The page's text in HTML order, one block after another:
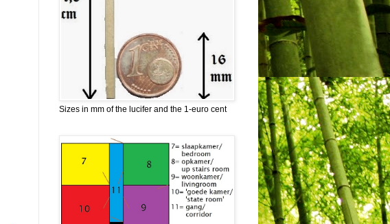
Sizes in mm of the lucifer and the 1-euro cent